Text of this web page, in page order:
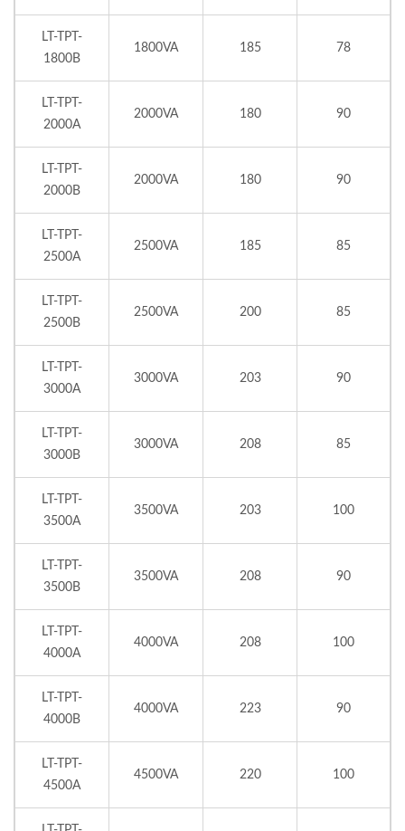
LT-TPT-
1800B
1800VA 185 78
LT-TPT-
2000A
2000VA 180 90
LT-TPT-
2000B
2000VA 180 90
LT-TPT-
2500A
2500VA 185 85
LT-TPT-
2500B
2500VA 200 85
LT-TPT-
3000A
3000VA 203 90
LT-TPT-
3000B
3000VA 208 85
LT-TPT-
3500A
3500VA 203 100
LT-TPT-
3500B
3500VA 208 90
LT-TPT-
4000A
4000VA 208 100
LT-TPT-
4000B
4000VA 223 90
LT-TPT-
4500A
4500VA 220 100